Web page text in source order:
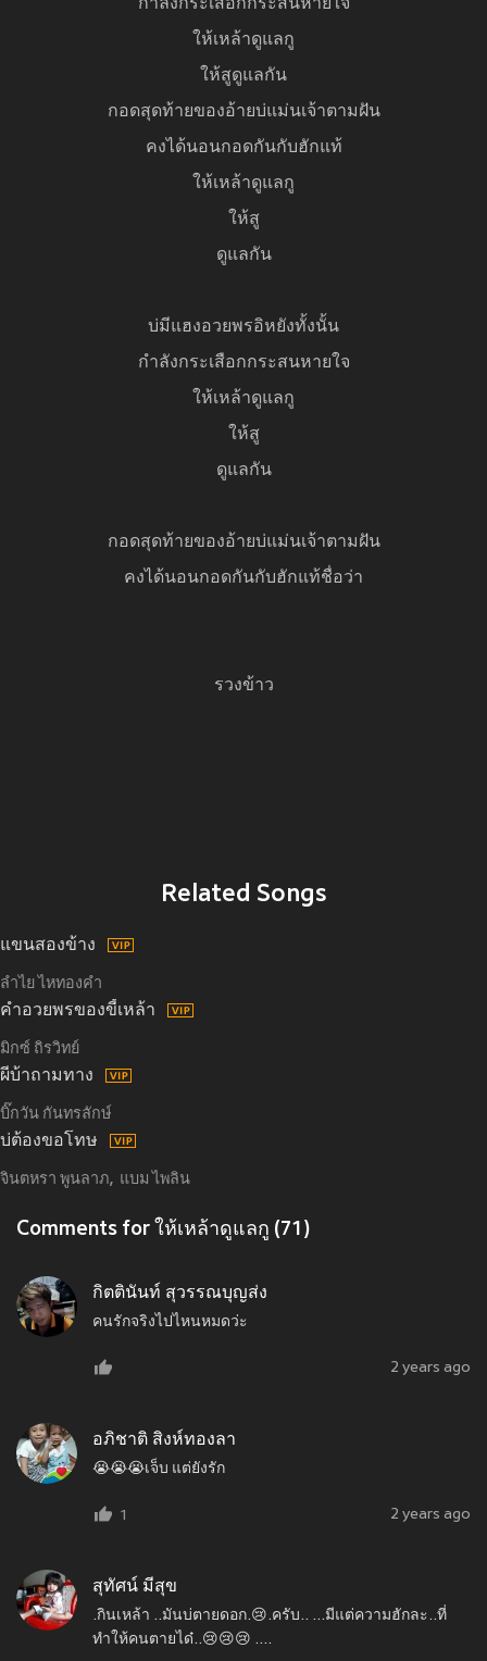
กำลังกระเสือกกระสนหายใจ
ให้เหล้าดูแลกู
ให้สูดูแลกัน
กอดสุดท้ายของอ้ายบ่แม่นเจ้าตามฝัน
คงได้นอนกอดกันกับฮักแท้
ให้เหล้าดูแลกู
ให้สู
ดูแลกัน
บ่มีแฮงอวยพรอิหยังทั้งนั้น
กำลังกระเสือกกระสนหายใจ
ให้เหล้าดูแลกู
ให้สู
ดูแลกัน
กอดสุดท้ายของอ้ายบ่แม่นเจ้าตามฝัน
คงได้นอนกอดกันกับฮักแท้ชื่อว่า
รวงข้าว
Related Songs
แขนสองข้าง
ลำไย ไหทองคำ
คำอวยพรของขี้เหล้า
มิกซ์ ถิรวิทย์
ผีบ้าถามทาง
บิ๊กวัน กันทรลักษ์
บ่ต้องขอโทษ
จินตหรา พูนลาภ แบม ไพลิน
Comments for ให้เหล้าดูแลกู (71)
กิตตินันท์ สุวรรณบุญส่ง
คนรักจริงไปไหนหมดว่ะ
2 years ago
อภิชาติ สิงห์ทองลา
😭😭😭เจ็บ แต่ยังรัก
1 2 years ago
สุทัศน์ มีสุข
.กินเหล้า ..มันบ่ตายดอก.😢.ครับ.. ...มีแต่ความฮักละ..ที่
ทำให้คนตายได๋..😢😢😢 ....